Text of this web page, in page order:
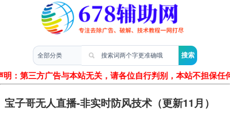
明：第三方广告与本站无关，请各位自行判别，本站不担保
宝子哥无人直播-非实时防风技术（更新11月）